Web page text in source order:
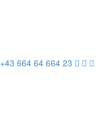
+43 664 64 664 23